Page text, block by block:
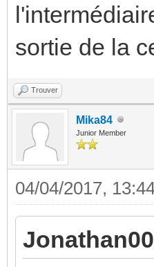
sortie de la
Trouver
Mika84
Junior Member
04/04/2017,